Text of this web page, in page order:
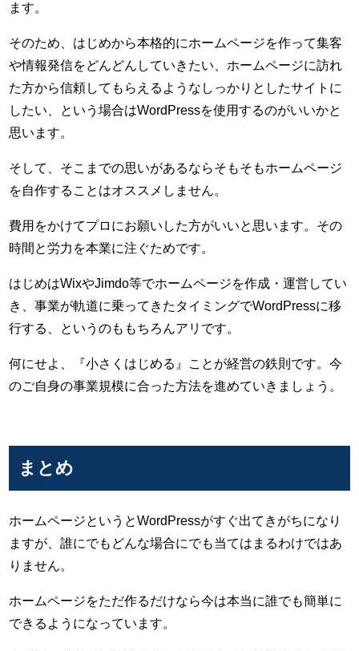
ます。
そのため、はじめから本格的にホームページを作って集客
や情報発信をどんどんしていきたい、ホームページに訪れ
た方から信頼してもらえるようなしっかりとしたサイトに
したい、という場合はWordPressを使用するのがいいかと
思います。
そして、そこまでの思いがあるならそもそもホームページ
を自作することはオススメしません。
費用をかけてプロにお願いした方がいいと思います。その
時間と労力を本業に注ぐためです。
はじめはWixやJimdo等でホームページを作成・運営してい
き、事業が軌道に乗ってきたタイミングでWordPressに移
行する、というのももちろんアリです。
何にせよ、『小さくはじめる』ことが経営の鉄則です。今
のご自身の事業規模に合った方法を進めていきましょう。
まとめ
ホームページというとWordPressがすぐ出てきがちになり
ますが、誰にでもどんな場合にでも当てはまるわけではあ
りません。
ホームページをただ作るだけなら今は本当に誰でも簡単に
できるようになっています。